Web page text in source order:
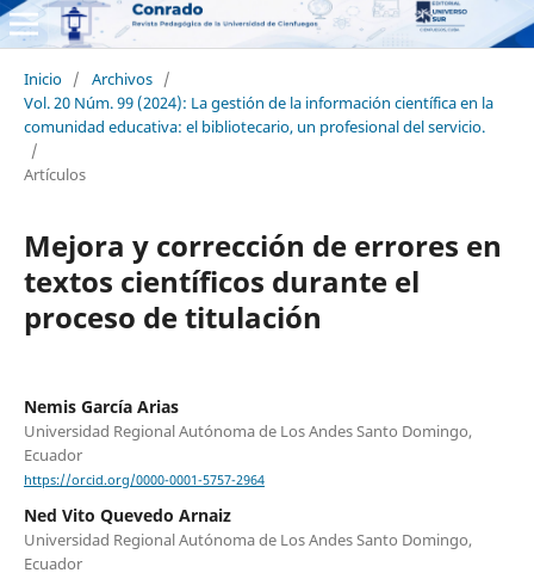
Inicio / Archivos /
Vol. 20 Núm. 99 (2024): La gestión de la información científica en la
comunidad educativa: el bibliotecario, un profesional del servicio.
/
Artículos
Mejora y corrección de errores en
textos científicos durante el
proceso de titulación
Nemis García Arias
Universidad Regional Autónoma de Los Andes Santo Domingo,
Ecuador
https://orcid.org/0000-0001-5757-2964
Ned Vito Quevedo Arnaiz
Universidad Regional Autónoma de Los Andes Santo Domingo,
Ecuador